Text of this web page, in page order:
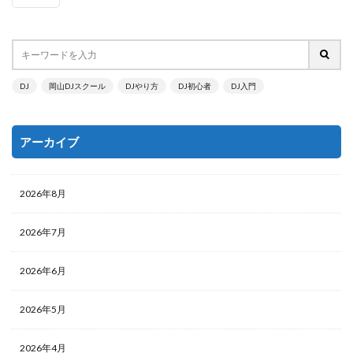
DJ 岡山DJスクール DJやり方 DJ初心者 DJ入門
アーカイブ
2026年8月
2026年7月
2026年6月
2026年5月
2026年4月